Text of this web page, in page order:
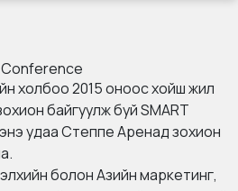
Conference
холбоо 2015 оноос хойш жил
байгуулж буй SMART
удаа Степпе Аренад зохион
болон Азийн маркетинг,